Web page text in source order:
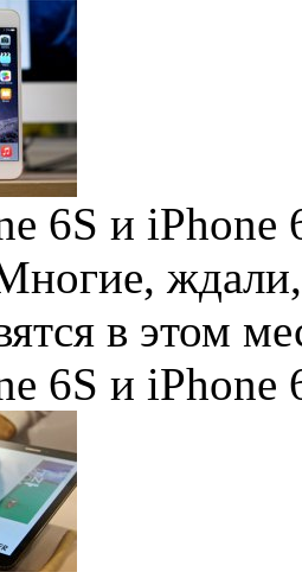
6S и iPhone
ждали,
в этом
6S и iPhone